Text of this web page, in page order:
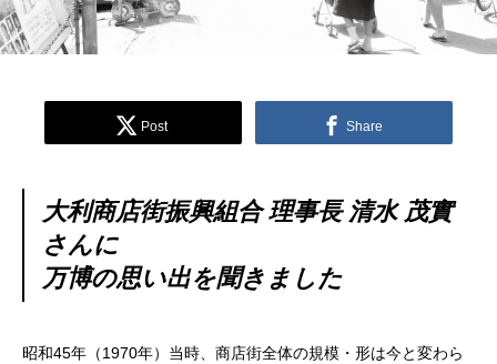
Post Share
大利商店街振興組合 理事長 清水 茂實
さんに
万博の思い出を聞きました
昭和45年（1970年）当時、商店街全体の規模・形は今と変わら